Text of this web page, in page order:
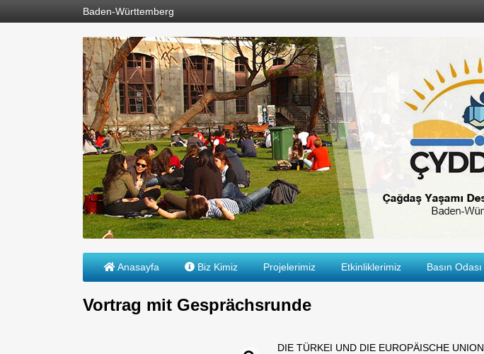
Baden-Württemberg
Anasayfa Biz Kimiz Projelerimiz Etkinliklerimiz Basın Odası
Vortrag mit Gesprächsrunde
DIE TÜRKEI UND DIE EUROPÄISCHE UNION